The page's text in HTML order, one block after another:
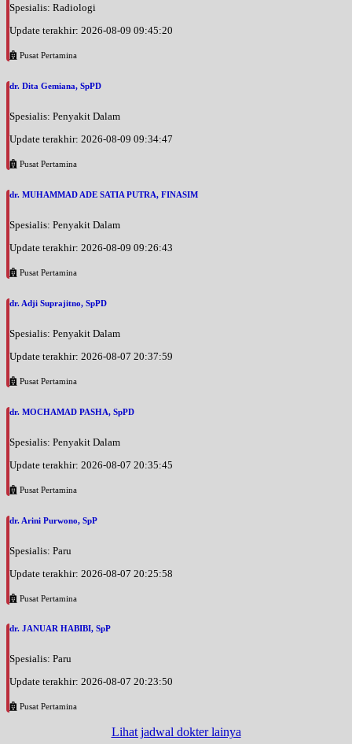
Spesialis: Radiologi
Update terakhir: 2026-08-09 09:45:20
Pusat Pertamina
dr. Dita Gemiana, SpPD
Spesialis: Penyakit Dalam
Update terakhir: 2026-08-09 09:34:47
Pusat Pertamina
dr. MUHAMMAD ADE SATIA PUTRA, FINASIM
Spesialis: Penyakit Dalam
Update terakhir: 2026-08-09 09:26:43
Pusat Pertamina
dr. Adji Suprajitno, SpPD
Spesialis: Penyakit Dalam
Update terakhir: 2026-08-07 20:37:59
Pusat Pertamina
dr. MOCHAMAD PASHA, SpPD
Spesialis: Penyakit Dalam
Update terakhir: 2026-08-07 20:35:45
Pusat Pertamina
dr. Arini Purwono, SpP
Spesialis: Paru
Update terakhir: 2026-08-07 20:25:58
Pusat Pertamina
dr. JANUAR HABIBI, SpP
Spesialis: Paru
Update terakhir: 2026-08-07 20:23:50
Pusat Pertamina
Lihat jadwal dokter lainya